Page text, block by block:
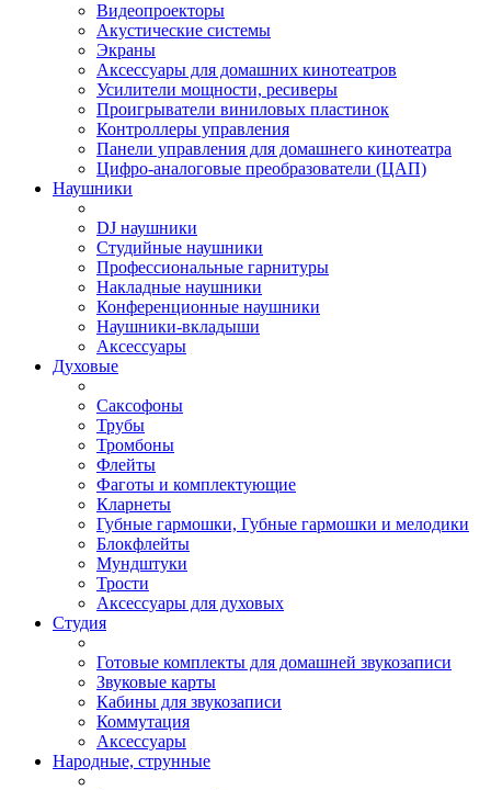
Видеопроекторы
Акустические системы
Экраны
Аксессуары для домашних кинотеатров
Усилители мощности, ресиверы
Проигрыватели виниловых пластинок
Контроллеры управления
Панели управления для домашнего кинотеатра
Цифро-аналоговые преобразователи (ЦАП)
Наушники
DJ наушники
Студийные наушники
Профессиональные гарнитуры
Накладные наушники
Конференционные наушники
Наушники-вкладыши
Аксессуары
Духовые
Саксофоны
Трубы
Тромбоны
Флейты
Фаготы и комплектующие
Кларнеты
Губные гармошки, Губные гармошки и мелодики
Блокфлейты
Мундштуки
Трости
Аксессуары для духовых
Студия
Готовые комплекты для домашней звукозаписи
Звуковые карты
Кабины для звукозаписи
Коммутация
Аксессуары
Народные, струнные